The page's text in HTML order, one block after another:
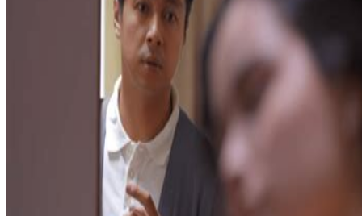
Tommee Tippee
Tutti Bambini
Twistshake
TY Toys